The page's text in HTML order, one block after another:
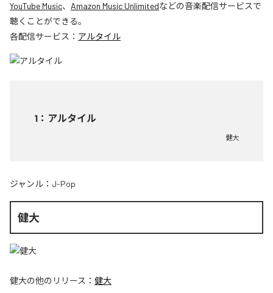
YouTube Music、 Amazon Music Unlimitedなどの音楽配信サービスで
聴くことができる。
各配信サービス： アルタイル
1 ： アルタイル
健大
ジャンル： J-Pop
健大
健大の他のリリース： 健大